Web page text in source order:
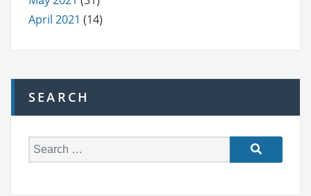
April 2021 (14)
SEARCH
e